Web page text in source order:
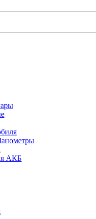
АКБ
/home/a/a2dm2020/
shop_ru_RU/ad/3d/07/
wa-cache/apps/shop/